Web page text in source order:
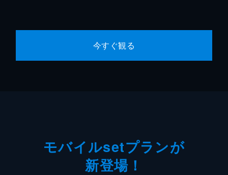
今すぐ観る
モバイルsetプランが
新登場！